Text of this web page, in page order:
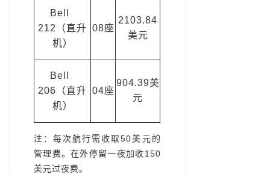
Bell
212（直升
机）
08座
2103.84
美元
Bell
206（直升
机）
04座
904.39美
元
注：每次航行需收取50美元的
管理费。在外停留一夜加收150
美元过夜费。